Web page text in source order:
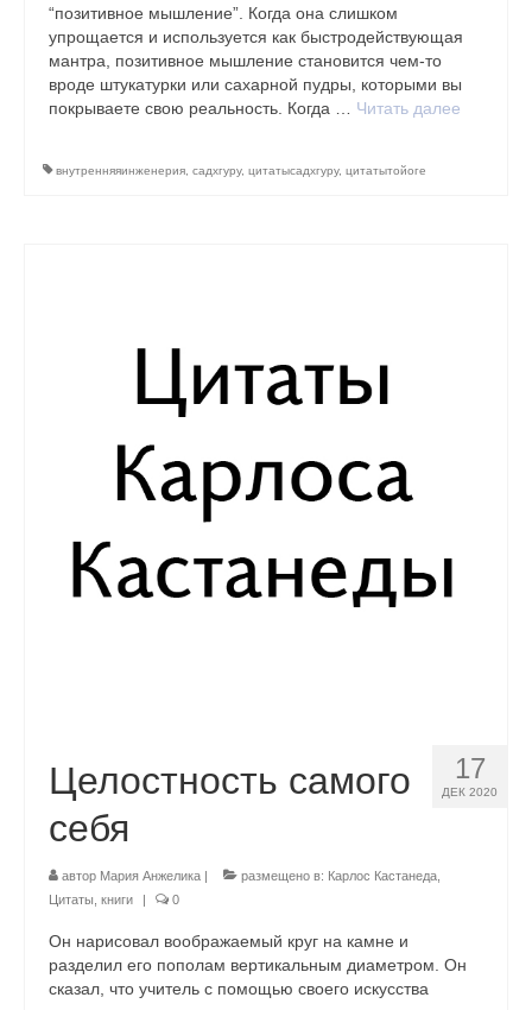
“позитивное мышление”. Когда она слишком
упрощается и используется как быстродействующая
мантра, позитивное мышление становится чем-то
вроде штукатурки или сахарной пудры, которыми вы
покрываете свою реальность. Когда … Читать далее
внутренняяинженерия садхгуру, цитатысадхгуру, цитатытойоге
17
ДЕК 2020
Целостность самого
себя
автор Мария Анжелика | размещено в: Карлос Кастанеда
Цитаты, книги
| 0
Он нарисовал воображаемый круг на камне и
разделил его пополам вертикальным диаметром. Он
сказал, что учитель с помощью своего искусства